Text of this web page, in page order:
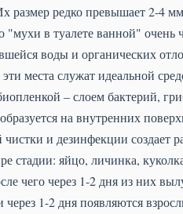
редко превышает 2-4
"мухи в туалете ванной"
воды и органических
места служат идеальной
– слоем бактерий,
на внутренних
чистки и дезинфекции
стадии: яйцо, личинка,
чего через 1-2 дня из них
1-2 дня появляются